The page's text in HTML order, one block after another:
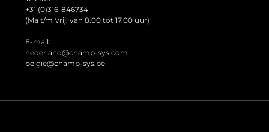
+31 (0)316-846734
(Ma t/m Vrij. van 8.00 tot 17.00 uur)
E-mail:
nederland@champ-sys.com
belgie@champ-sys.be